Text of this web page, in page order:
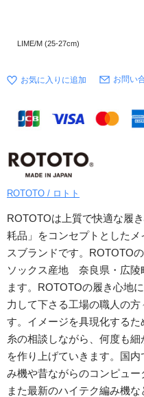
LIME/M (25-27cm)
お問い
ROTOTO / ロトト
ROTOTOは上質で快適な履
耗品」をコンセプトとした
スブランドです。ROTOTO
ソックス産地 奈良県・広陵
ます。ROTOTOの履き心地
力して下さる工場の職人の
す。イメージを具現化する
糸の相談しながら、何度も
を作り上げていきます。国
み機や昔ながらのコンピュー
また最新のハイテク編み機